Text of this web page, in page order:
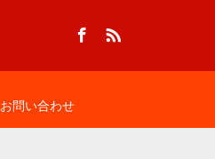
お問い合わせ